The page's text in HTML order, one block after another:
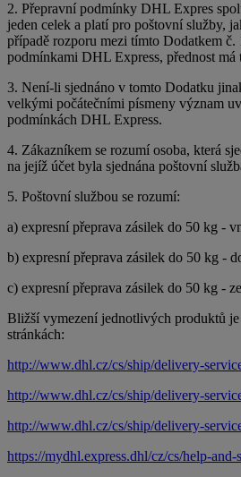
2. Přepravní podmínky DHL Expres
jeden celek a platí pro poštovní služby,
případě rozporu mezi tímto Dodatkem č.
podmínkami DHL Express, přednost má
3. Není-li sjednáno v tomto Dodatku
velkými počátečními písmeny význam
podmínkách DHL Express.
4. Zákazníkem se rozumí osoba, která
na jejíž účet byla sjednána poštovní
5. Poštovní službou se rozumí:
a) expresní přeprava zásilek do 50 kg -
b) expresní přeprava zásilek do 50 kg -
c) expresní přeprava zásilek do 50 kg -
Bližší vymezení jednotlivých produktů
stránkách:
http://www.dhl.cz/cs/ship/delivery-
http://www.dhl.cz/cs/ship/delivery-
http://www.dhl.cz/cs/ship/delivery-
https://mydhl.express.dhl/cz/cs/help-and-